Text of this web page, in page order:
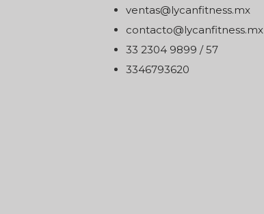
xm.ssentifnacyl@satnev
xm.ssentifnacyl@otcatnoc
75 / 9989 4032 33
0263976433